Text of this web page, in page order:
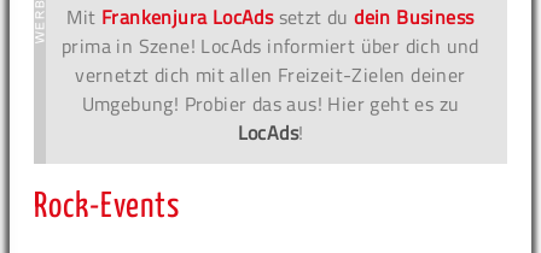
Mit Frankenjura LocAdssetzt dudein Business
prima in Szene! LocAds informiert über dich und
vernetzt dich mit allen Freizeit-Zielen deiner
Umgebung! Probier das aus! Hier geht es zu
LocAds!
Rock-Events